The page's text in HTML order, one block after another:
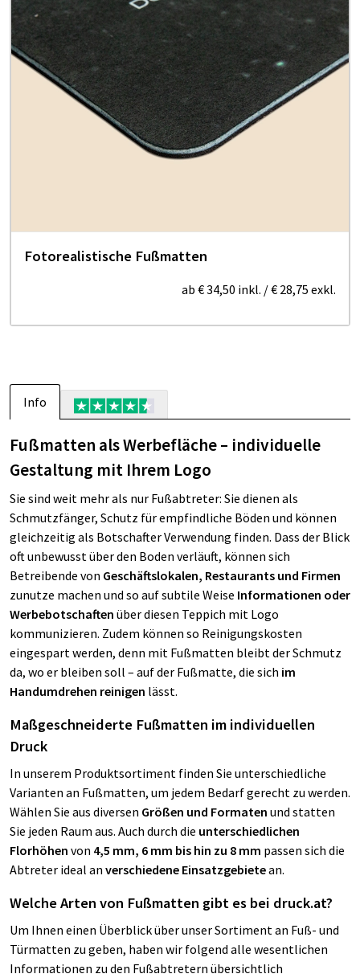
Fotorealistische Fußmatten
ab € 34,50 inkl. /€ 28,75 exkl.
Info
Fußmatten als Werbefläche – individuelle
Gestaltung mit Ihrem Logo
Sie sind weit mehr als nur Fußabtreter: Sie dienen als
Schmutzfänger, Schutz für empfindliche Böden und können
gleichzeitig als Botschafter Verwendung finden. Dass der Blick
oft unbewusst über den Boden verläuft, können sich
Betreibende von Geschäftslokalen, Restaurants und Firmen
zunutze machen und so auf subtile Weise Informationen oder
Werbebotschaften über diesen Teppich mit Logo
kommunizieren. Zudem können so Reinigungskosten
eingespart werden, denn mit Fußmatten bleibt der Schmutz
da, wo er bleiben soll – auf der Fußmatte, die sich im
Handumdrehen reinigen lässt.
Maßgeschneiderte Fußmatten im individuellen
Druck
In unserem Produktsortiment finden Sie unterschiedliche
Varianten an Fußmatten, um jedem Bedarf gerecht zu werden.
Wählen Sie aus diversen Größen und Formaten und statten
Sie jeden Raum aus. Auch durch die unterschiedlichen
Florhöhen von 4,5 mm, 6 mm bis hin zu 8 mm passen sich die
Abtreter ideal an verschiedene Einsatzgebietean.
Welche Arten von Fußmatten gibt es bei druck.at?
Um Ihnen einen Überblick über unser Sortiment an Fuß- und
Türmatten zu geben, haben wir folgend alle wesentlichen
Informationen zu den Fußabtretern übersichtlich